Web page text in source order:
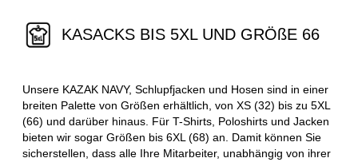
KASACKS BIS 5XL UND GRÖßE 66
Unsere KAZAK NAVY, Schlupfjacken und Hosen sind in einer
breiten Palette von Größen erhältlich, von XS (32) bis zu 5XL
(66) und darüber hinaus. Für T-Shirts, Poloshirts und Jacken
bieten wir sogar Größen bis 6XL (68) an. Damit können Sie
sicherstellen, dass alle Ihre Mitarbeiter, unabhängig von ihrer